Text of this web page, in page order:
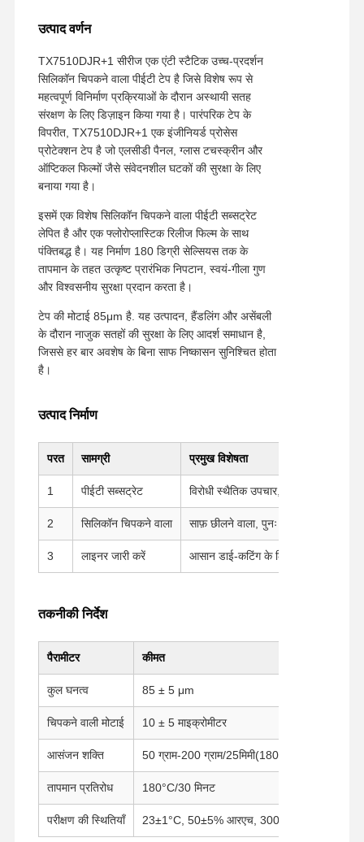
होम उत्पाद वीआर दिखाएँ
उत्पाद वर्णन
TX7510DJR+1 सीरीज एक एंटी स्टैटिक उच्च-प्रदर्शन
सिलिकॉन चिपकने वाला पीईटी टेप है जिसे विशेष रूप से
महत्वपूर्ण विनिर्माण प्रक्रियाओं के दौरान अस्थायी सतह
संरक्षण के लिए डिज़ाइन किया गया है। पारंपरिक टेप के
विपरीत, TX7510DJR+1 एक इंजीनियर्ड प्रोसेस
प्रोटेक्शन टेप है जो एलसीडी पैनल, ग्लास टचस्क्रीन और
ऑप्टिकल फिल्मों जैसे संवेदनशील घटकों की सुरक्षा के लिए
बनाया गया है।
इसमें एक विशेष सिलिकॉन चिपकने वाला पीईटी सब्सट्रेट
लेपित है और एक फ्लोरोप्लास्टिक रिलीज फिल्म के साथ
पंक्तिबद्ध है। यह निर्माण 180 डिग्री सेल्सियस तक के
तापमान के तहत उत्कृष्ट प्रारंभिक निपटान, स्वयं-गीला गुण
और विश्वसनीय सुरक्षा प्रदान करता है।
टेप की मोटाई 85μm है. यह उत्पादन, हैंडलिंग और असेंबली
के दौरान नाजुक सतहों की सुरक्षा के लिए आदर्श समाधान है,
जिससे हर बार अवशेष के बिना साफ निष्कासन सुनिश्चित होता
है।
उत्पाद निर्माण
परत सामग्री प्रमुख विशेषता
1 पीईटी सब्सट्रेट विरोधी स्थैतिक उपचार, उच्च यांत्रिक शक्ति
2 सिलिकॉन चिपकने वाला साफ़ छीलने वाला, पुनः स्थापित करने
3 लाइनर जारी करें आसान डाई-कटिंग के लिए पीईटी
तकनीकी निर्देश
पैरामीटर कीमत
कुल घनत्व 85 ± 5 μm
चिपकने वाली मोटाई 10 ± 5 माइक्रोमीटर
आसंजन शक्ति 50 ग्राम-200 ग्राम/25मिमी(180°)
तापमान प्रतिरोध 180°C/30 मिनट
परीक्षण की स्थितियाँ 23±1°C, 50±5% आरएच, 300 मिमी/मिनट